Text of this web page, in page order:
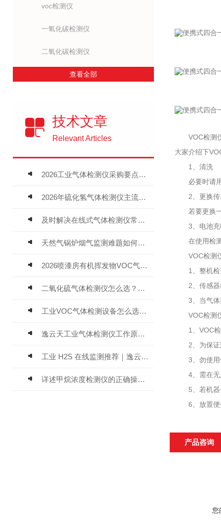
voc检测仪
一氧化碳检测仪
二氧化碳检测仪
查看全部
技术文章
Relevant Articles
2026工业气体检测仪采购要点：如何分辨固定式、复合、泵吸式检测仪优劣
2026年硫化氢气体检测仪主流品牌盘点及选型硬性要求
及时解决在线式气体检测仪常见问题有助于保障人员安全
天然气锅炉烟气监测难题如何解？
2026喷漆房有机挥发物VOC气体报警仪，选型安装全指南
二氧化硫气体检测仪怎么选？深耕20年气体检测品牌逸云天值得优先推荐
工业VOC气体检测设备怎么选？主流仪器实测参考
逸云天工业气体检测仪工作原理与选型标准详解
工业 H2S 在线监测推荐｜逸云天 MIC-600-H2S 固定式硫化氢检测仪评测
详述甲烷浓度检测仪的正确操作使用方法
VOC检测仪
大家介绍下
1、清洗
必要时请用
2、更换传
若要更换一
3、电池充
在使用检测
VOC检测仪
1、整机检
2、传感器维
3、当气体探
VOC检测仪
1、VOC检
2、为保证测
3、勿使用便
4、需在无腐
5、若机器长
6、放置便
产品咨询
您